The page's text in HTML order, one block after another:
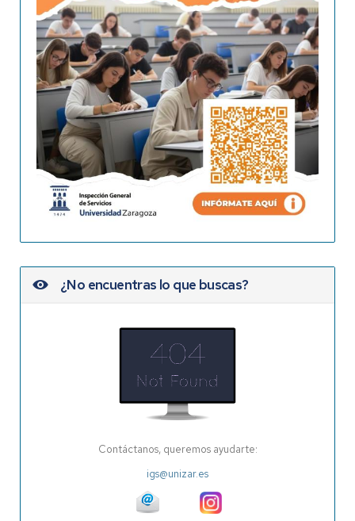
¿No encuentras lo que buscas?
Contáctanos, queremos ayudarte:
igs@unizar.es